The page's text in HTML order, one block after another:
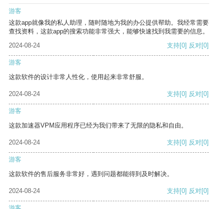
游客
这款app就像我的私人助理，随时随地为我的办公提供帮助。我经常需要
查找资料，这款app的搜索功能非常强大，能够快速找到我需要的信息。
2024-08-24
支持[0] 反对[0]
游客
这款软件的设计非常人性化，使用起来非常舒服。
2024-08-24 支持[0] 反对[0]
游客
这款加速器VPM应用程序已经为我们带来了无限的隐私和自由。
2024-08-24 支持[0] 反对[0]
游客
这款软件的售后服务非常好，遇到问题都能得到及时解决。
2024-08-24 支持[0] 反对[0]